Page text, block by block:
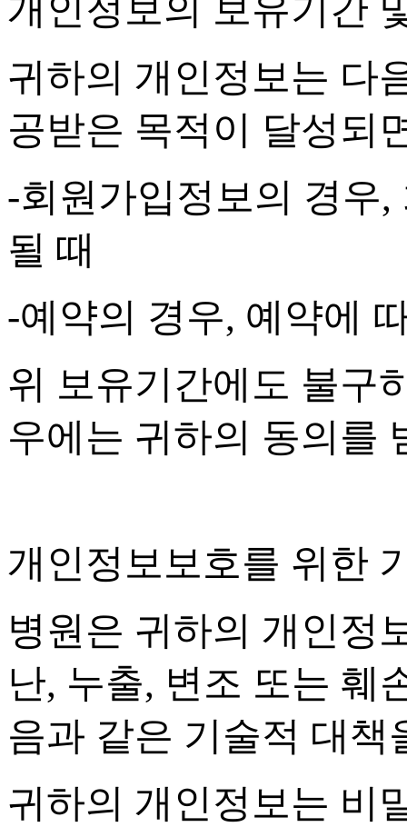
개인정보의 보유기간
귀하의 개인정보는 다
공받은 목적이 달성되
-회원가입정보의 경우,
될 때
-예약의 경우, 예약에
위 보유기간에도 불구
우에는 귀하의 동의를
개인정보보호를 위한
병원은 귀하의 개인정
난, 누출, 변조 또는 훼
음과 같은 기술적 대
귀하의 개인정보는 비